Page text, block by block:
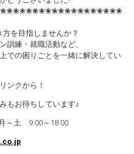
を目指しませんか？
訓練・就職活動など、
での困りごとを一緒に解決してい
ンクから！
もお待ちしています♪
～土 9:00～18:00